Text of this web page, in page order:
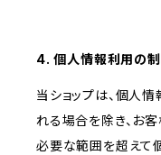
4. 個人情報利用の
当ショップは、個人
れる場合を除き、お
必要な範囲を超えて